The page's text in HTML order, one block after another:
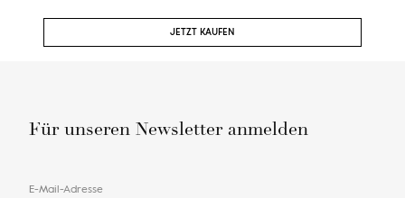
JETZT KAUFEN
Für unseren Newsletter anmelden
E-Mail-Adresse